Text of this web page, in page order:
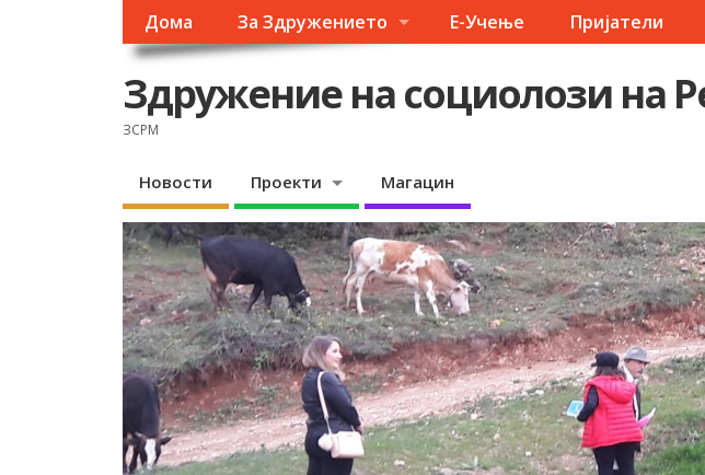
Дома За Здружението Е-Учење Пријатели
Здружение на социолози на
ЗСРМ
Новости Проекти Магацин